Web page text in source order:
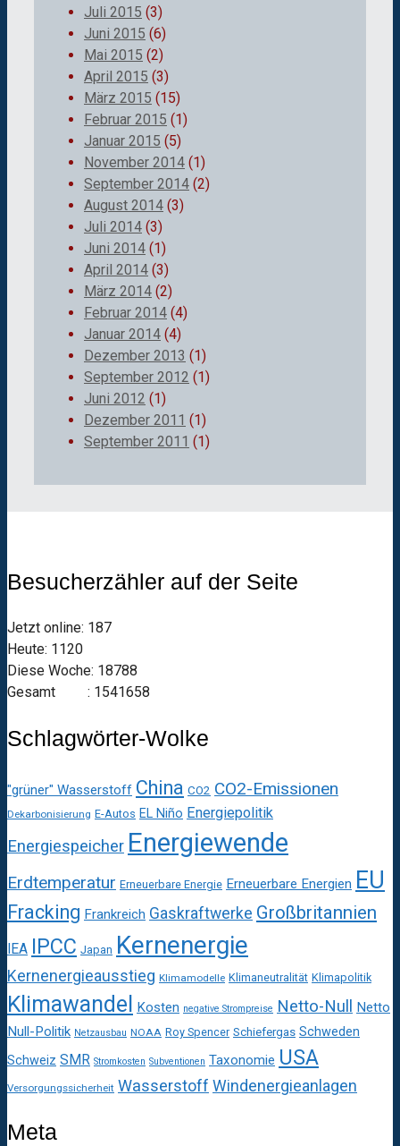
Juli 2015 (3)
Juni 2015 (6)
Mai 2015 (2)
April 2015 (3)
März 2015 (15)
Februar 2015 (1)
Januar 2015 (5)
November 2014 (1)
September 2014 (2)
August 2014 (3)
Juli 2014 (3)
Juni 2014 (1)
April 2014 (3)
März 2014 (2)
Februar 2014 (4)
Januar 2014 (4)
Dezember 2013 (1)
September 2012 (1)
Juni 2012 (1)
Dezember 2011 (1)
September 2011 (1)
Besucherzähler auf der Seite
Jetzt online: 187
Heute: 1120
Diese Woche: 18788
Gesamt : 1541658
Schlagwörter-Wolke
"grüner" Wasserstoff China CO2 CO2-Emissionen
Dekarbonisierung E-Autos EL Niño Energiepolitik
Energiespeicher Energiewende
Erdtemperatur Erneuerbare Energie Erneuerbare Energien EU
Fracking Frankreich Gaskraftwerke Großbritannien
IEA IPCC Japan Kernenergie
Kernenergieausstieg Klimamodelle Klimaneutralität Klimapolitik
Klimawandel Kosten negative Strompreise Netto-Null Netto
Null-Politik Netzausbau NOAA Roy Spencer Schiefergas Schweden
Schweiz SMR Stromkosten Subventionen Taxonomie USA
Versorgungssicherheit Wasserstoff Windenergieanlagen
Meta